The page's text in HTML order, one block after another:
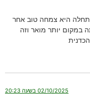
היא צמחה טוב אחר
במקום יותר מואר וזה
02/10/2025 בשעה 20:23